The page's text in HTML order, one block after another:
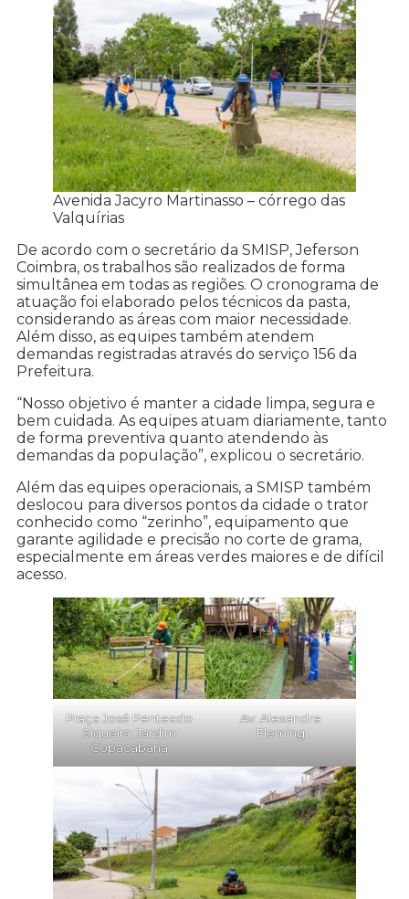
Avenida Jacyro Martinasso – córrego das
Valquírias
De acordo com o secretário da SMISP, Jeferson
Coimbra, os trabalhos são realizados de forma
simultânea em todas as regiões. O cronograma de
atuação foi elaborado pelos técnicos da pasta,
considerando as áreas com maior necessidade.
Além disso, as equipes também atendem
demandas registradas através do serviço 156 da
Prefeitura.
“Nosso objetivo é manter a cidade limpa, segura e
bem cuidada. As equipes atuam diariamente, tanto
de forma preventiva quanto atendendo às
demandas da população”, explicou o secretário.
Além das equipes operacionais, a SMISP também
deslocou para diversos pontos da cidade o trator
conhecido como “zerinho”, equipamento que
garante agilidade e precisão no corte de grama,
especialmente em áreas verdes maiores e de difícil
acesso.
Praça José Penteado
Siqueira: Jardim
Copacabana
Av. Alexandre
Fleming